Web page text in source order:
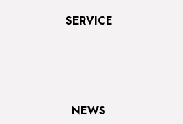
SERVICE
NEWS